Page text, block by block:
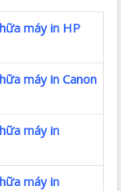
máy in HP
máy in Canon
máy in
máy in